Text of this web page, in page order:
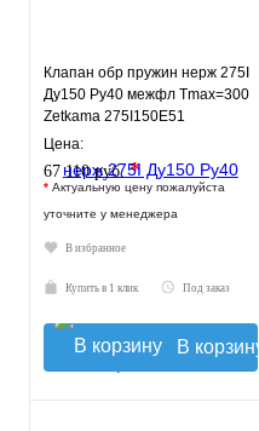
Клапан обр пружин нерж 275I
Ду150 Ру40 межфл Tmax=300
Zetkama 275I150E51
Цена:
67 110 руб.*
* Актуальную цену пожалуйста
уточните у менеджера
В избранное
Купить в 1 клик Под заказ
В корзину